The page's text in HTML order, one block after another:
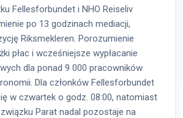
Fellesforbundet i NHO Reiseliv
po 13 godzinach mediacji,
Riksmekleren. Porozumienie
płac i wcześniejsze wypłacanie
dla ponad 9 000 pracowników
Dla członków Fellesforbundet
w czwartek o godz. 08:00, natomiast
Parat nadal pozostaje na